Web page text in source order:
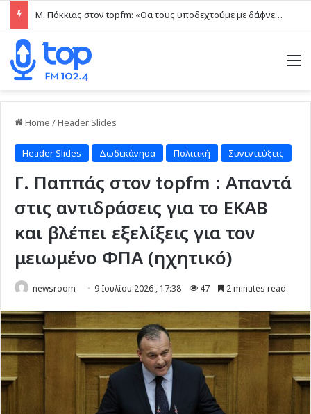
Μ. Πόκκιας στον topfm: «Θα τους υποδεχτούμε με δάφνες και πικροδάφνες» –Η ειρωνική “υποδοχή” στον υβριδικό σταθμό (ηχητικό)
Home /Header Slides
Header Slides Δωδεκάνησα Πολιτική Συνεντεύξεις
Γ. Παππάς στον topfm : Απαντά
στις αντιδράσεις για το ΕΚΑΒ
και βλέπει εξελίξεις για τον
μειωμένο ΦΠΑ (ηχητικό)
newsroom 9 Ιουλίου 2026 , 17:38 47 2 minutes read